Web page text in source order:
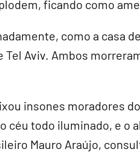
ficando como
como a casa
Tel Aviv. Ambos
insones moradores
céu todo iluminado, e o
Mauro Araújo,